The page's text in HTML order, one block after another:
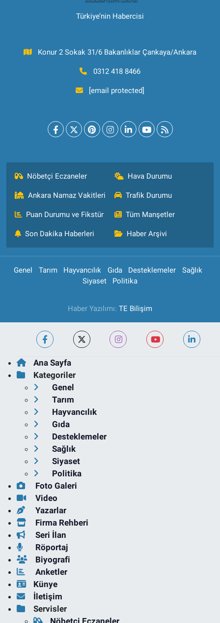
Türkiye’nin Habercisi
Konur 2 Sokak 31/6 Bakanlıklar Çankaya/Ankara
0312 418 8466
[email protected]
Nöbetçi Eczaneler Hava Durumu
Ankara Namaz Vakitleri Trafik Durumu
Puan Durumu ve Fikstür Tüm Manşetler
Son Dakika Haberleri Haber Arşivi
Genel Tarım Hayvancılık Gıda Desteklemeler
Sağlık
Siyaset
Politika
Haber Yazılımı: TE Bilişim
Ana Sayfa
Kategoriler
Genel
Tarım
Hayvancılık
Gıda
Desteklemeler
Sağlık
Siyaset
Politika
Foto Galeri
Video
Yazarlar
Firma Rehberi
Seri İlan
Röportaj
Biyografi
Anketler
Künye
İletişim
Servisler